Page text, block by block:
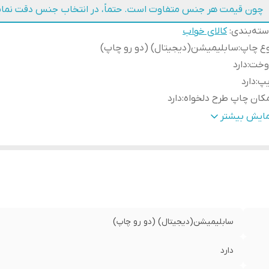
چون قیمت هر جنس متفاوت است. حتماً، در انتخاب جنس دقت
:کالای خواب
چاپ:سابلیمیشن(دیجیتال) (دو رو چاپ)
:دارد
:دارد
چاپ طرح دلخواه:دارد
شستشو: بیشتر
سابلیمیشن(دیجیتال) (دو رو چاپ)
دارد